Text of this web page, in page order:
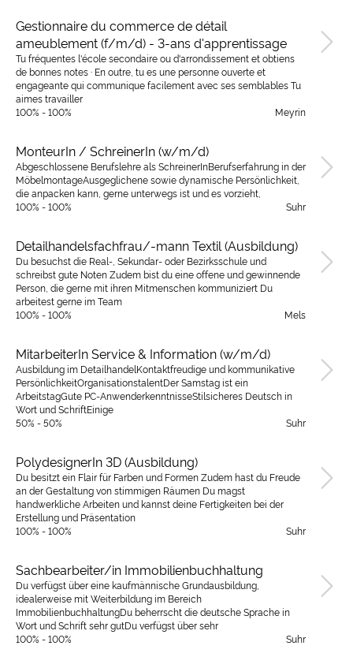
Gestionnaire du commerce de détail
ameublement (f/m/d) - 3-ans d'apprentissage
Tu fréquentes l'école secondaire ou d'arrondissement et obtiens
de bonnes notes · En outre, tu es une personne ouverte et
engageante qui communique facilement avec ses semblables Tu
aimes travailler
100% - 100%
Meyrin
MonteurIn / SchreinerIn (w/m/d)
Abgeschlossene Berufslehre als SchreinerInBerufserfahrung in der
MöbelmontageAusgeglichene sowie dynamische Persönlichkeit,
die anpacken kann, gerne unterwegs ist und es vorzieht,
100% - 100%
Suhr
Detailhandelsfachfrau/-mann Textil (Ausbildung)
Du besuchst die Real-, Sekundar- oder Bezirksschule und
schreibst gute Noten Zudem bist du eine offene und gewinnende
Person, die gerne mit ihren Mitmenschen kommuniziert Du
arbeitest gerne im Team
100% - 100%
Mels
MitarbeiterIn Service & Information (w/m/d)
Ausbildung im DetailhandelKontaktfreudige und kommunikative
PersönlichkeitOrganisationstalentDer Samstag ist ein
ArbeitstagGute PC-AnwenderkenntnisseStilsicheres Deutsch in
Wort und SchriftEinige
50% - 50%
Suhr
PolydesignerIn 3D (Ausbildung)
Du besitzt ein Flair für Farben und Formen Zudem hast du Freude
an der Gestaltung von stimmigen Räumen Du magst
handwerkliche Arbeiten und kannst deine Fertigkeiten bei der
Erstellung und Präsentation
100% - 100%
Suhr
Sachbearbeiter/in Immobilienbuchhaltung
Du verfügst über eine kaufmännische Grundausbildung,
idealerweise mit Weiterbildung im Bereich
ImmobilienbuchhaltungDu beherrscht die deutsche Sprache in
Wort und Schrift sehr gutDu verfügst über sehr
100% - 100%
Suhr